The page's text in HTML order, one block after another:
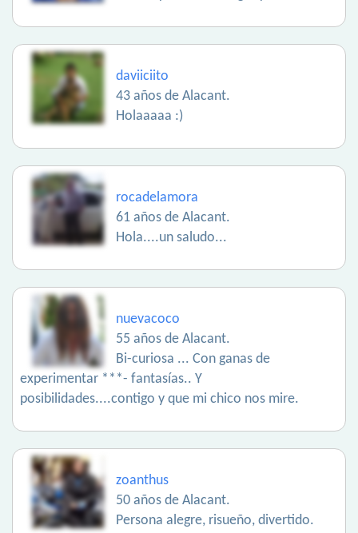
daviiciito
43 años de Alacant.
Holaaaaa :)
rocadelamora
61 años de Alacant.
Hola....un saludo...
nuevacoco
55 años de Alacant.
Bi-curiosa ... Con ganas de
experimentar ***- fantasías.. Y
posibilidades....contigo y que mi chico nos mire.
zoanthus
50 años de Alacant.
Persona alegre, risueño, divertido.